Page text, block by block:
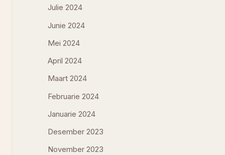
Julie 2024
Junie 2024
Mei 2024
April 2024
Maart 2024
Februarie 2024
Januarie 2024
Desember 2023
November 2023